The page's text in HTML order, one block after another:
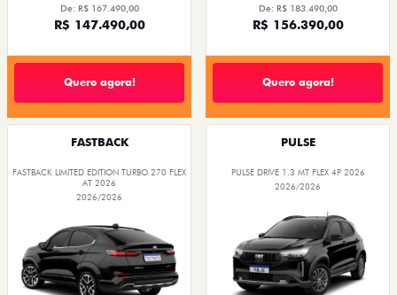
De: R$ 167.490,00
R$ 147.490,00
Quero agora!
De: R$ 183.490,00
R$ 156.390,00
Quero agora!
FASTBACK
FASTBACK LIMITED EDITION TURBO 270 FLEX
AT 2026
2026/2026
PULSE
PULSE DRIVE 1.3 MT FLEX 4P 2026
2026/2026